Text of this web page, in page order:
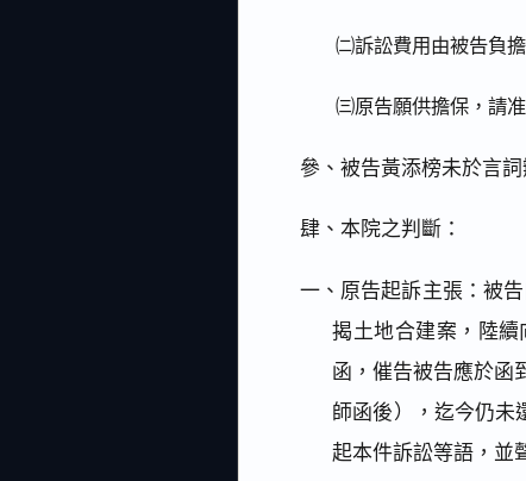
㈡訴訟費用由被告負擔
㈢原告願供擔保，請
參、被告黃添榜未於言
肆、本院之判斷：
一、原告起訴主張：被
揭土地合建案，陸續
函，催告被告應於函
師函後），迄今仍未
起本件訴訟等語，並